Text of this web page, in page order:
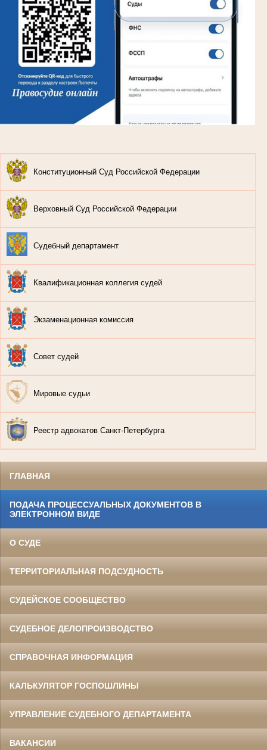
Конституционный Суд Российской Федерации
Верховный Суд Российской Федерации
Судебный департамент
Квалификационная коллегия судей
Экзаменационная комиссия
Совет судей
Мировые судьи
Реестр адвокатов Санкт-Петербурга
ГЛАВНАЯ
ПОДАЧА ПРОЦЕССУАЛЬНЫХ ДОКУМЕНТОВ В
ЭЛЕКТРОННОМ ВИДЕ
О СУДЕ
ТЕРРИТОРИАЛЬНАЯ ПОДСУДНОСТЬ
СУДЕЙСКОЕ СООБЩЕСТВО
СУДЕБНОЕ ДЕЛОПРОИЗВОДСТВО
СПРАВОЧНАЯ ИНФОРМАЦИЯ
КАЛЬКУЛЯТОР ГОСПОШЛИНЫ
УПРАВЛЕНИЕ СУДЕБНОГО ДЕПАРТАМЕНТА
ВАКАНСИИ